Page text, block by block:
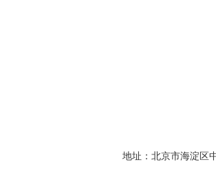
地址：北京市海淀